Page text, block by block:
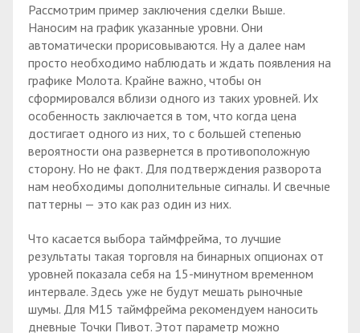
Рассмотрим пример заключения сделки Выше.
Наносим на график указанные уровни. Они
автоматически прорисовываются. Ну а далее нам
просто необходимо наблюдать и ждать появления на
графике Молота. Крайне важно, чтобы он
сформировался вблизи одного из таких уровней. Их
особенность заключается в том, что когда цена
достигает одного из них, то с большей степенью
вероятности она развернется в противоположную
сторону. Но не факт. Для подтверждения разворота
нам необходимы дополнительные сигналы. И свечные
паттерны — это как раз один из них.
Что касается выбора таймфрейма, то лучшие
результаты такая торговля на бинарных опционах от
уровней показала себя на 15-минутном временном
интервале. Здесь уже не будут мешать рыночные
шумы. Для М15 таймфрейма рекомендуем наносить
дневные Точки Пивот. Этот параметр можно